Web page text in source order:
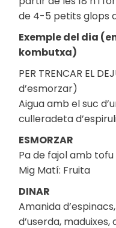
de 4-5 petits glops
Exemple del dia
kombutxa)
PER TRENCAR EL
d’esmorzar)
Aigua amb el suc
culleradeta
ESMORZAR
Pa de fajol amb
Mig Matí: Fruita
DINAR
Amanida
d’userda, maduixes,